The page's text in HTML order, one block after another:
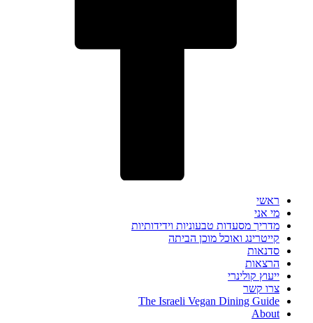
ראשי
מי אני
מדריך מסעדות טבעוניות וידידותיות
קייטרינג ואוכל מוכן הביתה
סדנאות
הרצאות
ייעוץ קולינרי
צרו קשר
The Israeli Vegan Dining Guide
About